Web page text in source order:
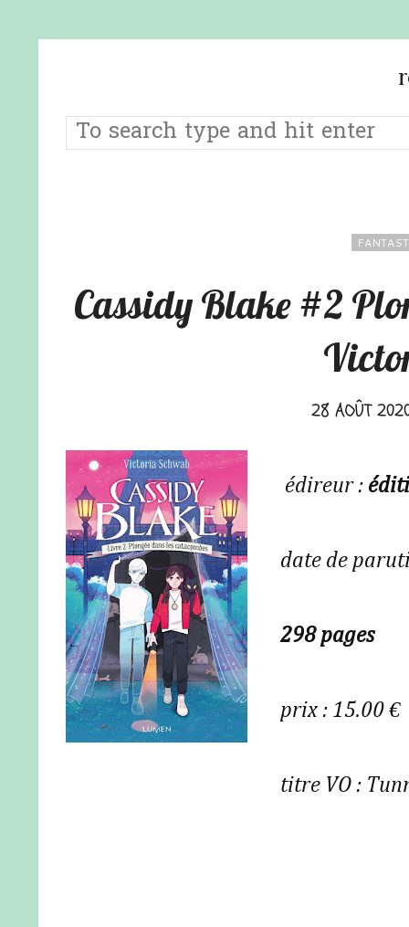
Cassidy Blake #2
28 AOÛT
édireur :
date de
298 pages
prix : 15.00 €
titre VO :